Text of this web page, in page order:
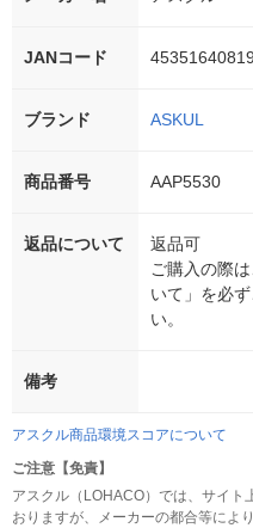
JANコード
ブランド ASKUL
商品番号 AAP5530
返品について
返品可
ご購入の際
いて」を必
い。
備考
アスクル商品環境スコアについて
ご注意【免責】
アスクル（LOHACO）では、サイト
おりますが、メーカーの都合等によ